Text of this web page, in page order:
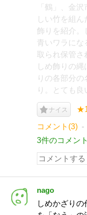
「鶴」、金
しい竹を組
飾りを紹介。
青いワラにな
取られ保管さ
しめ飾りの
りの各部分
り。とても良
ナイス
コメント(3)
3件のコメン
nago
しめかざり